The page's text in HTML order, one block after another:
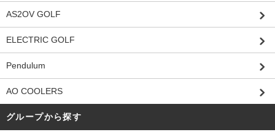
AS2OV GOLF
ELECTRIC GOLF
Pendulum
AO COOLERS
グループから探す